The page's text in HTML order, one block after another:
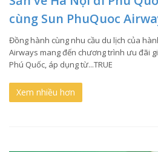
cùng Sun PhuQuoc
Đồng hành cùng nhu cầu du lịch của
Airways mang đến chương trình ưu đãi
Phú Quốc, áp dụng từ...TRUE
Xem nhiều hơn